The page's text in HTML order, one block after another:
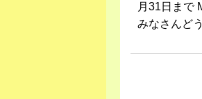
月31日まで
みなさんど